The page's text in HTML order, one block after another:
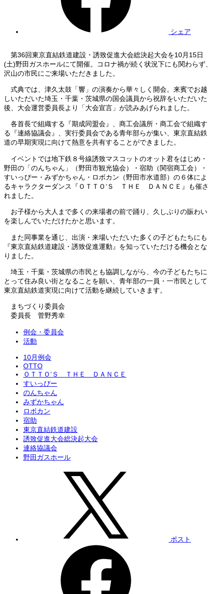
シェア
第36回東京直結鉄道建設・誘致促進大会総決起大会を10月15日
(土)野田ガスホールにて開催。コロナ禍が続く状況下にも関わらず、
沢山の市民にご来場いただきました。
式典では、津久太鼓「響」の演奏から華々しく開会。来賓でお越
しいただいた埼玉・千葉・茨城県の国会議員から祝辞をいただいた
後、大会運営委員長より「大会宣言」が読みあげられました。
各首長で組織する『期成同盟会』、商工会議所・商工会で組織す
る『連絡協議会』、実行委員会である青年部らが集い、東京直結鉄
道の早期実現に向けて熱意を共有することができました。
イベントでは地下鉄８号線誘致マスコットのオット君をはじめ・
野田の「のんちゃん」（野田市観光協会）・宿助（関宿商工会）・
すいっぴー・みずかちゃん・ロボカン（野田市水道部）の６体によ
るキャラクターダンス『ＯＴＴＯ‘Ｓ ＴＨＥ ＤＡＮＣＥ』も催さ
れました。
お子様から大人まで多くの来場者の前で踊り、久しぶりの賑わい
を楽しんでいただけたかと思います。
また同事業を通じ、出演・来場いただいた多くの子どもたちにも
『東京直結鉄道建設・誘致促進運動』を知っていただける機会とな
りました。
埼玉・千葉・茨城県の市民とも協調しながら、今の子どもたちに
とって住み良い街となることを願い、青年部の一員・一市民として
東京直結鉄道実現に向けて活動を継続していきます。
まちづくり委員会
委員長 菅野秀幸
例会・委員会
活動
10月例会
OTTO
ＯＴＴＯ‘Ｓ ＴＨＥ ＤＡＮＣＥ
すいっぴー
のんちゃん
みずかちゃん
ロボカン
宿助
東京直結鉄道建設
誘致促進大会総決起大会
連絡協議会
野田ガスホール
ポスト